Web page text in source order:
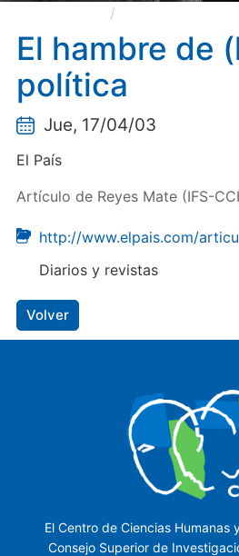
El hambre de
política
Jue, 17/04/03
El País
Artículo de Reyes Mate (IFS-
http://www.elpais.com/
Diarios y revistas
Volver
El Centro de Ciencias Humanas
Consejo Superior de